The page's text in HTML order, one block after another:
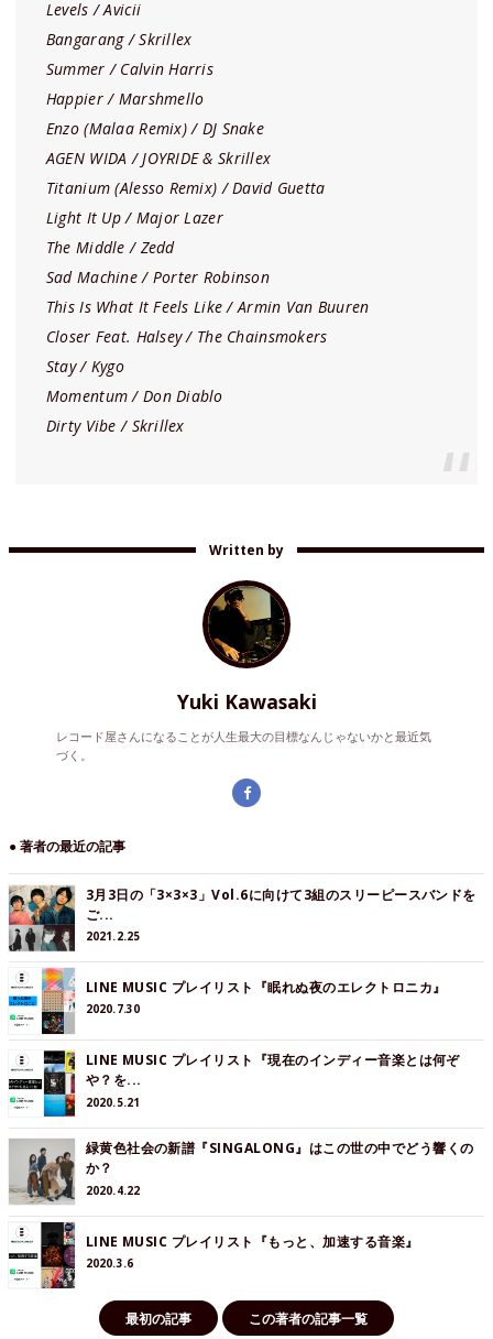
Levels / Avicii
Bangarang / Skrillex
Summer / Calvin Harris
Happier / Marshmello
Enzo (Malaa Remix) / DJ Snake
AGEN WIDA / JOYRIDE & Skrillex
Titanium (Alesso Remix) / David Guetta
Light It Up / Major Lazer
The Middle / Zedd
Sad Machine / Porter Robinson
This Is What It Feels Like / Armin Van Buuren
Closer Feat. Halsey / The Chainsmokers
Stay / Kygo
Momentum / Don Diablo
Dirty Vibe / Skrillex
Written by
Yuki Kawasaki
レコード屋さんになることが人生最大の目標なんじゃないかと最近気
づく。
● 著者の最近の記事
3月3日の「3×3×3」Vol.6に向けて3組のスリーピースバンドを
ご...
2021.2.25
LINE MUSIC プレイリスト『眠れぬ夜のエレクトロニカ』
2020.7.30
LINE MUSIC プレイリスト『現在のインディー音楽とは何ぞ
や？を...
2020.5.21
緑黄色社会の新譜『SINGALONG』はこの世の中でどう響くの
か？
2020.4.22
LINE MUSIC プレイリスト『もっと、加速する音楽』
2020.3.6
最初の記事 この著者の記事一覧